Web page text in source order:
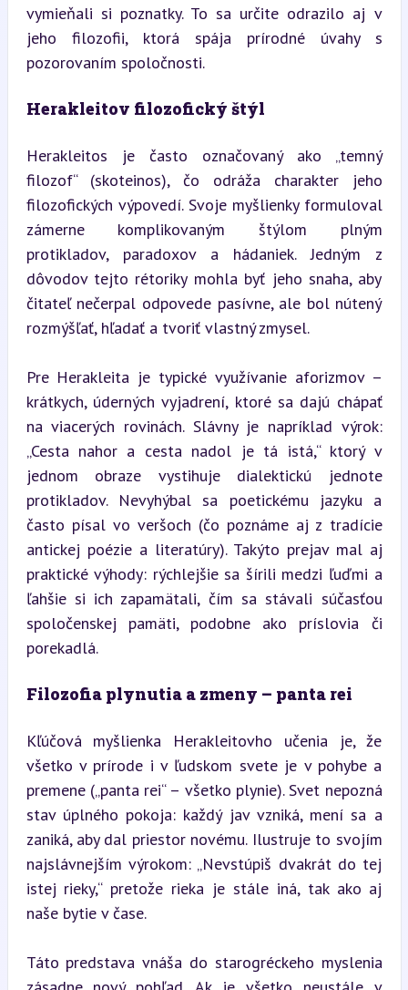
vymieňali si poznatky. To sa určite odrazilo aj v
jeho filozofii, ktorá spája prírodné úvahy s
pozorovaním spoločnosti.
Herakleitov filozofický štýl
Herakleitos je často označovaný ako „temný
filozof“ (skoteinos), čo odráža charakter jeho
filozofických výpovedí. Svoje myšlienky formuloval
zámerne komplikovaným štýlom plným
protikladov, paradoxov a hádaniek. Jedným z
dôvodov tejto rétoriky mohla byť jeho snaha, aby
čitateľ nečerpal odpovede pasívne, ale bol nútený
rozmýšľať, hľadať a tvoriť vlastný zmysel.
Pre Herakleita je typické využívanie aforizmov –
krátkych, úderných vyjadrení, ktoré sa dajú chápať
na viacerých rovinách. Slávny je napríklad výrok:
„Cesta nahor a cesta nadol je tá istá,“ ktorý v
jednom obraze vystihuje dialektickú jednote
protikladov. Nevyhýbal sa poetickému jazyku a
často písal vo veršoch (čo poznáme aj z tradície
antickej poézie a literatúry). Takýto prejav mal aj
praktické výhody: rýchlejšie sa šírili medzi ľuďmi a
ľahšie si ich zapamätali, čím sa stávali súčasťou
spoločenskej pamäti, podobne ako príslovia či
porekadlá.
Filozofia plynutia a zmeny – panta rei
Kľúčová myšlienka Herakleitovho učenia je, že
všetko v prírode i v ľudskom svete je v pohybe a
premene („panta rei“ – všetko plynie). Svet nepozná
stav úplného pokoja: každý jav vzniká, mení sa a
zaniká, aby dal priestor novému. Ilustruje to svojím
najslávnejším výrokom: „Nevstúpiš dvakrát do tej
istej rieky,“ pretože rieka je stále iná, tak ako aj
naše bytie v čase.
Táto predstava vnáša do starogréckeho myslenia